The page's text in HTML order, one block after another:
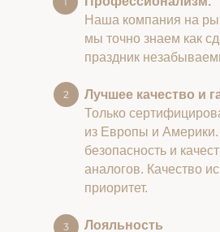
Наша компания на
мы точно знаем как
праздник
Лучшее качество и
Только
из Европы и
безопасность и
аналогов. Качество
приоритет.
Лояльность